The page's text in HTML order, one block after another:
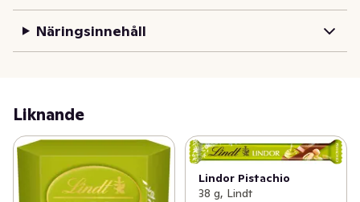
Näringsinnehåll
Liknande
Lindor Pistachio
38 g, Lindt